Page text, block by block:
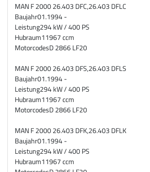
MAN F 2000 26.403 DFC,26.403 DFLC
Baujahr01.1994 -
Leistung294 kW / 400 PS
Hubraum11967 ccm
MotorcodesD 2866 LF20
MAN F 2000 26.403 DFS,26.403 DFLS
Baujahr01.1994 -
Leistung294 kW / 400 PS
Hubraum11967 ccm
MotorcodesD 2866 LF20
MAN F 2000 26.403 DFK,26.403 DFLK
Baujahr01.1994 -
Leistung294 kW / 400 PS
Hubraum11967 ccm